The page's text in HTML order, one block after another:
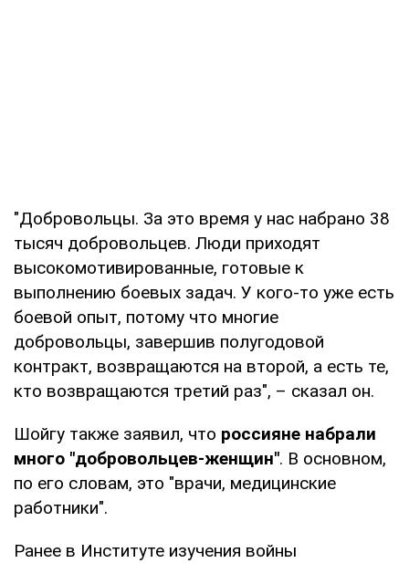
"Добровольцы. За это время у нас набрано 38
тысяч добровольцев. Люди приходят
высокомотивированные, готовые к
выполнению боевых задач. У кого-то уже есть
боевой опыт, потому что многие
добровольцы, завершив полугодовой
контракт, возвращаются на второй, а есть те,
кто возвращаются третий раз", – сказал он.
Шойгу также заявил, что россияне набрали
много "добровольцев-женщин". В основном,
по его словам, это "врачи, медицинские
работники".
Ранее в Институте изучения войны